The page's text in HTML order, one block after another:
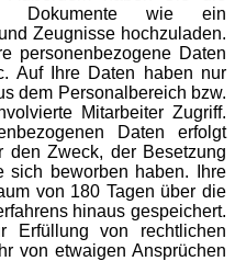
Dokumente wie ein
Zeugnisse hochzuladen.
personenbezogene Daten
Auf Ihre Daten haben nur
dem Personalbereich bzw.
Mitarbeiter Zugriff.
Daten erfolgt
den Zweck, der Besetzung
sich beworben haben. Ihre
von 180 Tagen über die
hinaus gespeichert.
von rechtlichen
von etwaigen Ansprüchen